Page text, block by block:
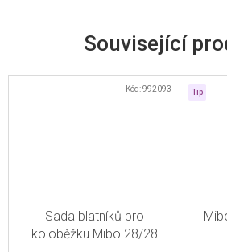
Související
Sada blatníků pro
koloběžku Mibo 28/28
Kód:992093 Tip